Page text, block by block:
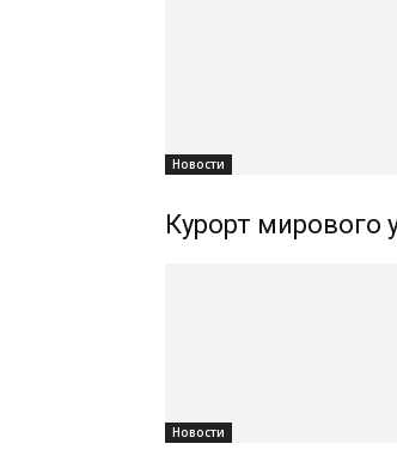
Новости
Курорт мирового
Новости